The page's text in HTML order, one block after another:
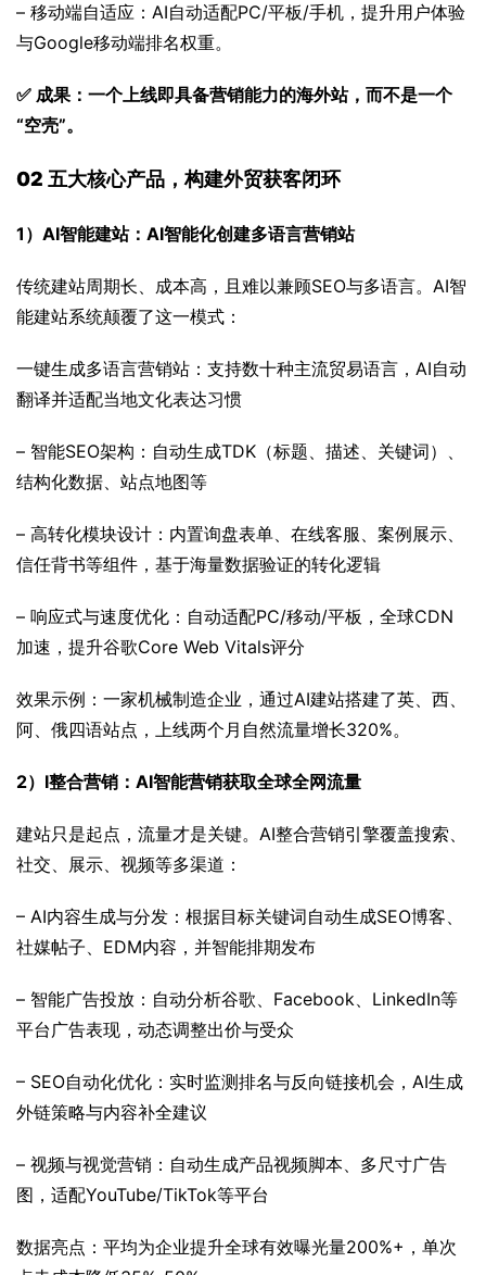
– 移动端自适应：AI自动适配PC/平板/手机，提升用户体验
与Google移动端排名权重。
✅ 成果：一个上线即具备营销能力的海外站，而不是一个
“空壳”。
02 五大核心产品，构建外贸获客闭环
1）AI智能建站：AI智能化创建多语言营销站
传统建站周期长、成本高，且难以兼顾SEO与多语言。AI智
能建站系统颠覆了这一模式：
一键生成多语言营销站：支持数十种主流贸易语言，AI自动
翻译并适配当地文化表达习惯
– 智能SEO架构：自动生成TDK（标题、描述、关键词）、
结构化数据、站点地图等
– 高转化模块设计：内置询盘表单、在线客服、案例展示、
信任背书等组件，基于海量数据验证的转化逻辑
– 响应式与速度优化：自动适配PC/移动/平板，全球CDN
加速，提升谷歌Core Web Vitals评分
效果示例：一家机械制造企业，通过AI建站搭建了英、西、
阿、俄四语站点，上线两个月自然流量增长320%。
2）I整合营销：AI智能营销获取全球全网流量
建站只是起点，流量才是关键。AI整合营销引擎覆盖搜索、
社交、展示、视频等多渠道：
– AI内容生成与分发：根据目标关键词自动生成SEO博客、
社媒帖子、EDM内容，并智能排期发布
– 智能广告投放：自动分析谷歌、Facebook、LinkedIn等
平台广告表现，动态调整出价与受众
– SEO自动化优化：实时监测排名与反向链接机会，AI生成
外链策略与内容补全建议
– 视频与视觉营销：自动生成产品视频脚本、多尺寸广告
图，适配YouTube/TikTok等平台
数据亮点：平均为企业提升全球有效曝光量200%+，单次